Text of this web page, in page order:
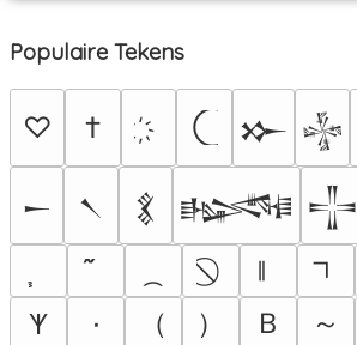
Populaire Tekens
♡ † 𒁍 𒈔
𒀸 𒀹 𒃽 𒈙 𒋲
𐊵
٠ （ ） Ｂ ～